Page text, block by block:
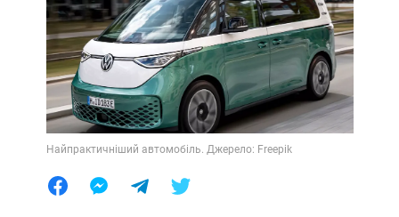
Життя
Лайфхаки
Найпрактичніший автомобіль. Джерело: Freepik